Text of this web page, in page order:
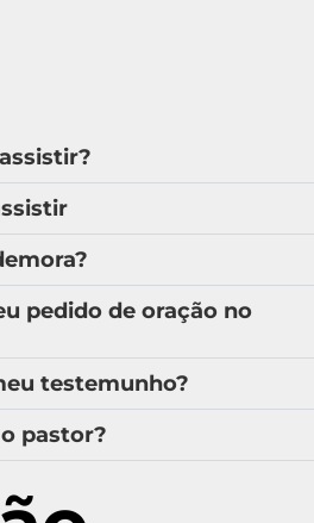
pedido de oração no
testemunho?
pastor?